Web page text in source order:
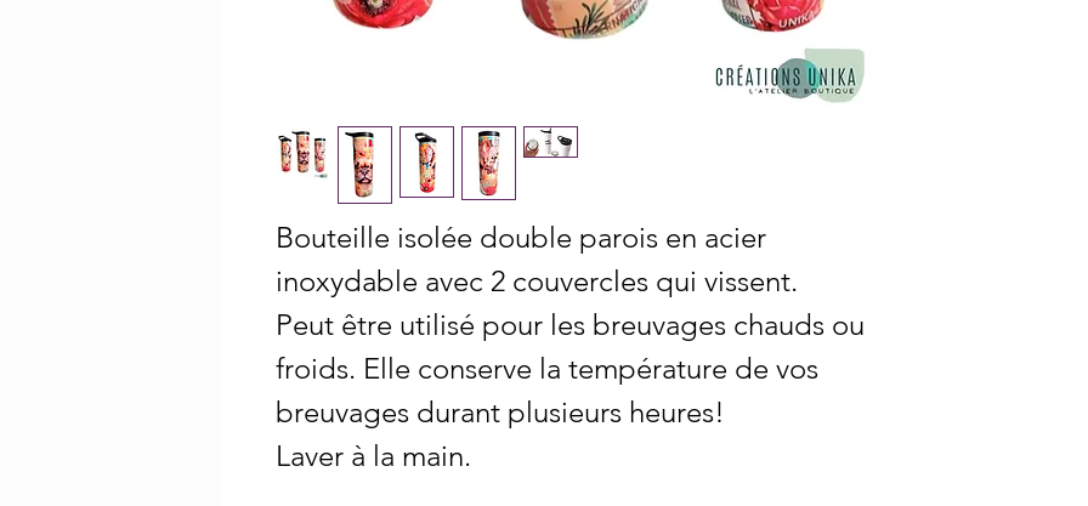
Bouteille isolée double parois en acier
inoxydable avec 2 couvercles qui vissent.
Peut être utilisé pour les breuvages chauds ou
froids. Elle conserve la température de vos
breuvages durant plusieurs heures!
Laver à la main.